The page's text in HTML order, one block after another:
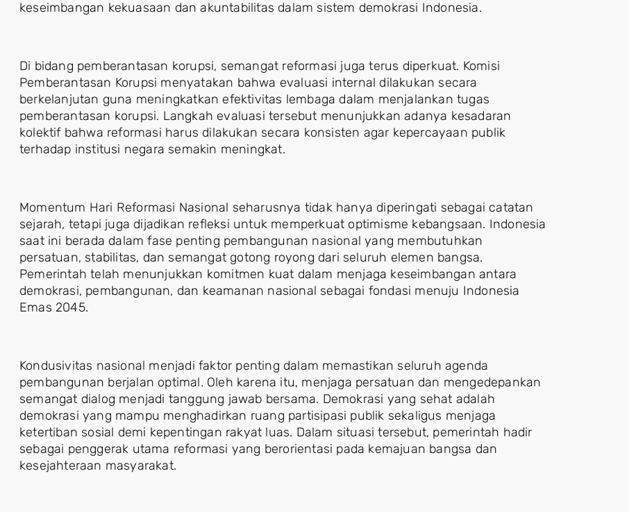
keseimbangan kekuasaan dan akuntabilitas dalam sistem demokrasi Indonesia.
Di bidang pemberantasan korupsi, semangat reformasi juga terus diperkuat. Komisi
Pemberantasan Korupsi menyatakan bahwa evaluasi internal dilakukan secara
berkelanjutan guna meningkatkan efektivitas lembaga dalam menjalankan tugas
pemberantasan korupsi. Langkah evaluasi tersebut menunjukkan adanya kesadaran
kolektif bahwa reformasi harus dilakukan secara konsisten agar kepercayaan publik
terhadap institusi negara semakin meningkat.
Momentum Hari Reformasi Nasional seharusnya tidak hanya diperingati sebagai catatan
sejarah, tetapi juga dijadikan refleksi untuk memperkuat optimisme kebangsaan. Indonesia
saat ini berada dalam fase penting pembangunan nasional yang membutuhkan
persatuan, stabilitas, dan semangat gotong royong dari seluruh elemen bangsa.
Pemerintah telah menunjukkan komitmen kuat dalam menjaga keseimbangan antara
demokrasi, pembangunan, dan keamanan nasional sebagai fondasi menuju Indonesia
Emas 2045.
Kondusivitas nasional menjadi faktor penting dalam memastikan seluruh agenda
pembangunan berjalan optimal. Oleh karena itu, menjaga persatuan dan mengedepankan
semangat dialog menjadi tanggung jawab bersama. Demokrasi yang sehat adalah
demokrasi yang mampu menghadirkan ruang partisipasi publik sekaligus menjaga
ketertiban sosial demi kepentingan rakyat luas. Dalam situasi tersebut, pemerintah hadir
sebagai penggerak utama reformasi yang berorientasi pada kemajuan bangsa dan
kesejahteraan masyarakat.